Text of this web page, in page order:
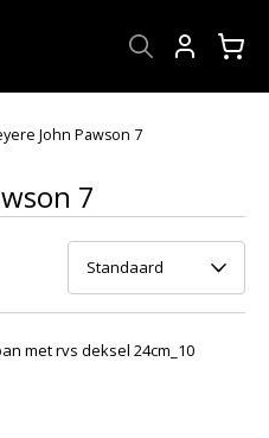
John Pawson 7
7
Standaard